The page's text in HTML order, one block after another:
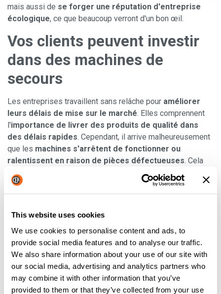
This website uses cookies
We use cookies to personalise content and ads, to
provide social media features and to analyse our traffic.
We also share information about your use of our site with
our social media, advertising and analytics partners who
may combine it with other information that you’ve
provided to them or that they’ve collected from your use
mais aussi de se forger une réputation d'entreprise
écologique, ce que beaucoup verront d'un bon œil.
Vos clients peuvent investir
dans des machines de
secours
Les entreprises travaillent sans relâche pour améliorer
leurs délais de mise sur le marché. Elles comprennent
l'importance de livrer des produits de qualité dans
des délais rapides. Cependant, il arrive malheureusement
que les machines s'arrêtent de fonctionner ou
ralentissent en raison de pièces défectueuses. Cela
peut nécessiter des
remplacements coûteux ou
intervention d'un professionnel
pour réparer la machine.
d'occasion de bonne qualité
profiter de l'achat et de l'utilisation de machines de
marque pour une fraction duprix. Promouvoir les
machines d'occasion que vous vendez afin de constituer un
stock de machines de secours pour les petites et les
grandes entreprises est une excellente technique de
marketing.